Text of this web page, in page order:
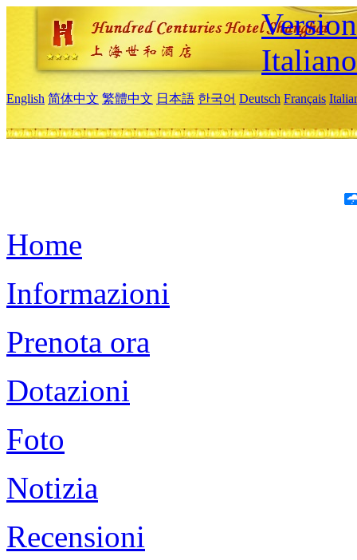
Italiano
English 简体中文 繁體中文 日本語 한국어 Deutsch Français
Home
Informazioni
Prenota ora
Dotazioni
Foto
Notizia
Recensioni